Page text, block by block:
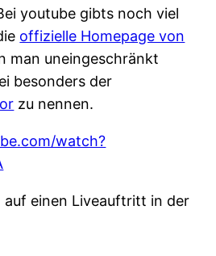
youtube gibts noch viel
offizielle Homepage von
man uneingeschränkt
besonders der
zu nennen.
watch?
auf einen Liveauftritt in der